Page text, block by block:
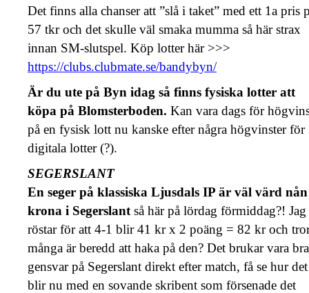
Det finns alla chanser att ”slå i taket” med ett 1a pris
57 tkr och det skulle väl smaka mumma så här strax
innan SM-slutspel. Köp lotter här >>>
https://clubs.clubmate.se/bandybyn/
Är du ute på Byn idag så finns fysiska lotter att
köpa på Blomsterboden. Kan vara dags för
på en fysisk lott nu kanske efter några högvinster för
digitala lotter (?).
SEGERSLANT
En seger på klassiska Ljusdals IP är väl värd nån
krona i Segerslant så här på lördag förmiddag?! Jag
röstar för att 4-1 blir 41 kr x 2 poäng = 82 kr och
många är beredd att haka på den? Det brukar vara bra
gensvar på Segerslant direkt efter match, få se hur det
blir nu med en sovande skribent som försenade det